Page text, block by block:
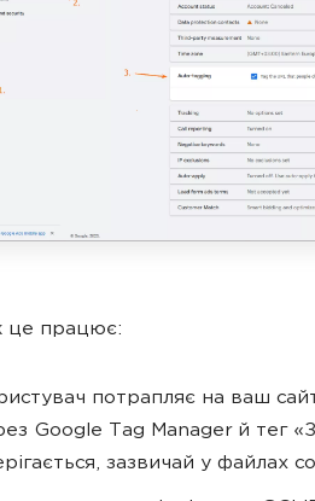
це працює:
потрапляє на ваш
Google Tag Manager й тег
зазвичай у файлах